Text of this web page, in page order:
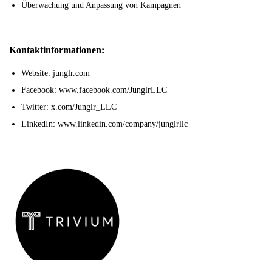
Überwachung und Anpassung von Kampagnen
Kontaktinformationen:
Website: junglr.com
Facebook: www.facebook.com/JunglrLLC
Twitter: x.com/Junglr_LLC
LinkedIn: www.linkedin.com/company/junglrllc